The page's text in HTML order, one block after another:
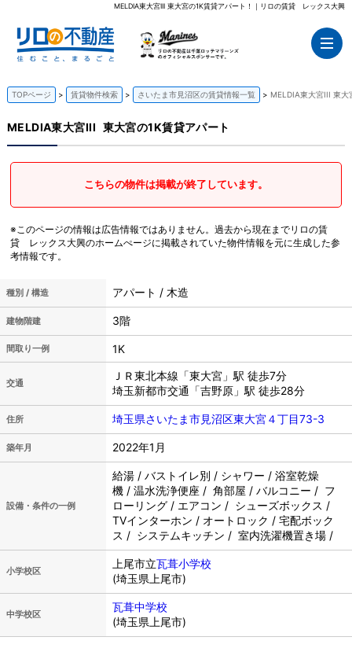
MELDIA東大宮III 東大宮の1K賃貸アパート！｜リロの賃貸 レックス大興
TOPページ 賃貸物件検索 さいたま市見沼区の賃貸情報一覧 MELDIA東大宮III 東大
MELDIA東大宮III 東大宮の1K賃貸アパート
こちらの物件は掲載が終了しています。
※このページの情報は広告情報ではありません。過去から現在までリロの賃
貸 レックス大興のホームぺージに掲載されていた物件情報を元に生成した参
考情報です。
種別 / 構造 アパート / 木造
建物階建 3階
間取り一例 1K
交通
ＪＲ東北本線「東大宮」駅 徒歩7分
埼玉新都市交通「吉野原」駅 徒歩28分
住所 埼玉県さいたま市見沼区東大宮４丁目73-3
築年月 2022年1月
設備・条件の一例
給湯 / バストイレ別 / シャワー / 浴室乾燥
機 / 温水洗浄便座 / 角部屋 / バルコニー / フ
ローリング / エアコン / シューズボックス /
TVインターホン / オートロック / 宅配ボック
ス / システムキッチン / 室内洗濯機置き場 /
小学校区
上尾市立瓦葺小学校
(埼玉県上尾市)
中学校区
瓦葺中学校
(埼玉県上尾市)